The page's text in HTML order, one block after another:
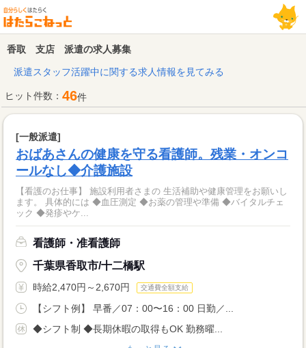
香取 支店 派遣の求人募集
派遣スタッフ活躍中に関する求人情報を見てみる
ヒット件数： 46件
[一般派遣]
おばあさんの健康を守る看護師。残業・オンコ
ールなし◆介護施設
【看護のお仕事】 施設利用者さまの 生活補助や健康管理をお願いし
ます。 具体的には ◆血圧測定 ◆お薬の管理や準備 ◆バイタルチェ
ック ◆発疹やケ...
看護師・准看護師
千葉県香取市/十二橋駅
時給2,470円～2,670円 交通費全額支給
【シフト例】 早番／07：00〜16：00 日勤／...
◆シフト制 ◆長期休暇の取得もOK 勤務曜...